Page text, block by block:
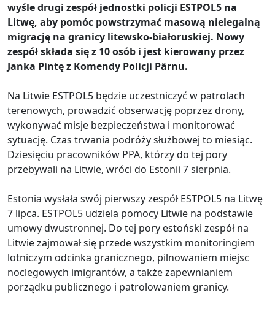
wyśle ​​drugi zespół jednostki policji ESTPOL5 na
Litwę, aby pomóc powstrzymać masową nielegalną
migrację na granicy litewsko-białoruskiej. Nowy
zespół składa się z 10 osób i jest kierowany przez
Janka Pintę z Komendy Policji Pärnu.
Na Litwie ESTPOL5 będzie uczestniczyć w patrolach
terenowych, prowadzić obserwację poprzez drony,
wykonywać misje bezpieczeństwa i monitorować
sytuację. Czas trwania podróży służbowej to miesiąc.
Dziesięciu pracowników PPA, którzy do tej pory
przebywali na Litwie, wróci do Estonii 7 sierpnia.
Estonia wysłała swój pierwszy zespół ESTPOL5 na Litwę
7 lipca. ESTPOL5 udziela pomocy Litwie na podstawie
umowy dwustronnej. Do tej pory estoński zespół na
Litwie zajmował się przede wszystkim monitoringiem
lotniczym odcinka granicznego, pilnowaniem miejsc
noclegowych imigrantów, a także zapewnianiem
porządku publicznego i patrolowaniem granicy.